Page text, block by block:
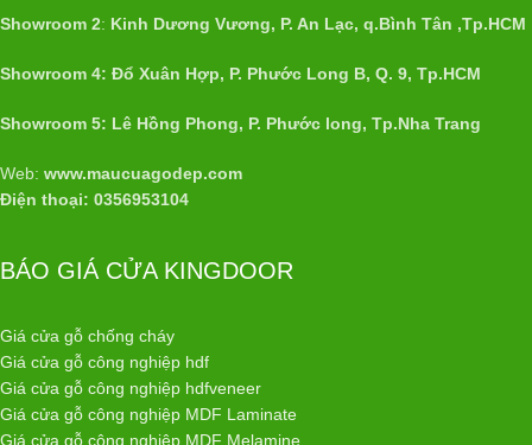
Showroom 2: Kinh Dương Vương, P. An Lạc, q.Bình Tân ,Tp.HCM
Showroom 4: Đổ Xuân Hợp, P. Phước Long B, Q. 9, Tp.HCM
Showroom 5: Lê Hồng Phong, P. Phước long, Tp.Nha Trang
Web: www.maucuagodep.com
Điện thoại: 0356953104
BÁO GIÁ CỬA KINGDOOR
Giá cửa gỗ chống cháy
Giá cửa gỗ công nghiệp hdf
Giá cửa gỗ công nghiệp hdfveneer
Giá cửa gỗ công nghiệp MDF Laminate
Giá cửa gỗ công nghiệp MDF Melamine